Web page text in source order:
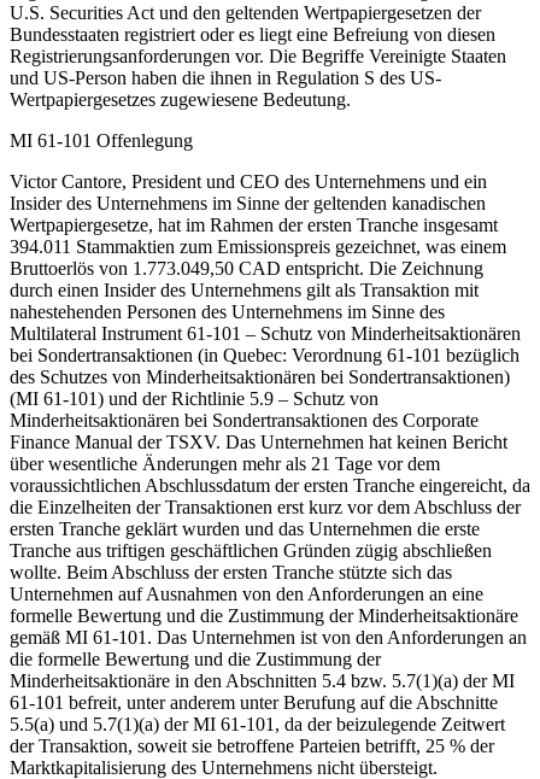
U.S. Securities Act und den geltenden Wertpapiergesetzen der
Bundesstaaten registriert oder es liegt eine Befreiung von diesen
Registrierungsanforderungen vor. Die Begriffe Vereinigte Staaten
und US-Person haben die ihnen in Regulation S des US-
Wertpapiergesetzes zugewiesene Bedeutung.
MI 61-101 Offenlegung
Victor Cantore, President und CEO des Unternehmens und ein
Insider des Unternehmens im Sinne der geltenden kanadischen
Wertpapiergesetze, hat im Rahmen der ersten Tranche insgesamt
394.011 Stammaktien zum Emissionspreis gezeichnet, was einem
Bruttoerlös von 1.773.049,50 CAD entspricht. Die Zeichnung
durch einen Insider des Unternehmens gilt als Transaktion mit
nahestehenden Personen des Unternehmens im Sinne des
Multilateral Instrument 61-101 – Schutz von Minderheitsaktionären
bei Sondertransaktionen (in Quebec: Verordnung 61-101 bezüglich
des Schutzes von Minderheitsaktionären bei Sondertransaktionen)
(MI 61-101) und der Richtlinie 5.9 – Schutz von
Minderheitsaktionären bei Sondertransaktionen des Corporate
Finance Manual der TSXV. Das Unternehmen hat keinen Bericht
über wesentliche Änderungen mehr als 21 Tage vor dem
voraussichtlichen Abschlussdatum der ersten Tranche eingereicht, da
die Einzelheiten der Transaktionen erst kurz vor dem Abschluss der
ersten Tranche geklärt wurden und das Unternehmen die erste
Tranche aus triftigen geschäftlichen Gründen zügig abschließen
wollte. Beim Abschluss der ersten Tranche stützte sich das
Unternehmen auf Ausnahmen von den Anforderungen an eine
formelle Bewertung und die Zustimmung der Minderheitsaktionäre
gemäß MI 61-101. Das Unternehmen ist von den Anforderungen an
die formelle Bewertung und die Zustimmung der
Minderheitsaktionäre in den Abschnitten 5.4 bzw. 5.7(1)(a) der MI
61-101 befreit, unter anderem unter Berufung auf die Abschnitte
5.5(a) und 5.7(1)(a) der MI 61-101, da der beizulegende Zeitwert
der Transaktion, soweit sie betroffene Parteien betrifft, 25 % der
Marktkapitalisierung des Unternehmens nicht übersteigt.